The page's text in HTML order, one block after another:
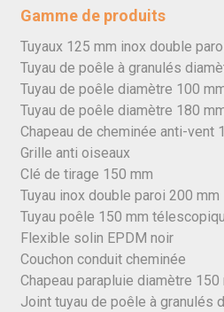
Gamme de produits
Tuyaux 125 mm inox double
Tuyau de poêle à granulés
Tuyau de poêle diamètre 100
Tuyau de poêle diamètre 180
Chapeau de cheminée anti-vent
Grille anti oiseaux
Clé de tirage 150 mm
Tuyau inox double paroi 200 mm
Tuyau poêle 150 mm
Flexible solin EPDM noir
Couchon conduit cheminée
Chapeau parapluie diamètre 150
Joint tuyau de poêle à granulés